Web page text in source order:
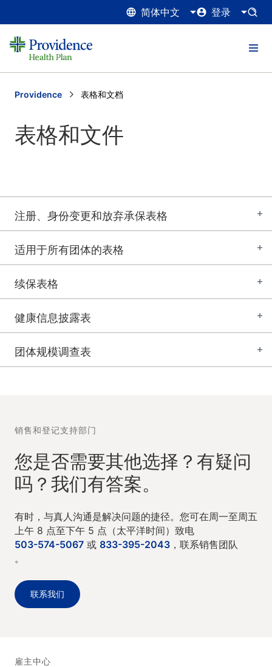
简体中文 登录
Providence Current:
表格和文档
表格和文件
注册、身份变更和放弃承保表格
适用于所有团体的表格
续保表格
健康信息披露表
团体规模调查表
销售和登记支持部门
您是否需要其他选择？有疑问
吗？我们有答案。
有时，与真人沟通是解决问题的捷径。您可在周一至周五
上午 8 点至下午 5 点（太平洋时间）致电
503-574-5067 或 833-395-2043 ，联系销售团队
。
联系我们
雇主中心